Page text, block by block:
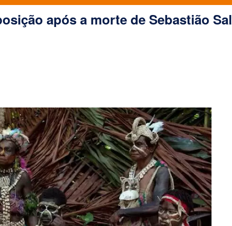
após a morte de Sebastião